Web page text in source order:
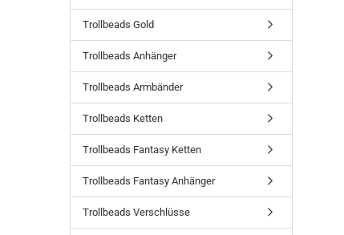
Trollbeads Gold
Trollbeads Anhänger
Trollbeads Armbänder
Trollbeads Ketten
Trollbeads Fantasy Ketten
Trollbeads Fantasy Anhänger
Trollbeads Verschlüsse